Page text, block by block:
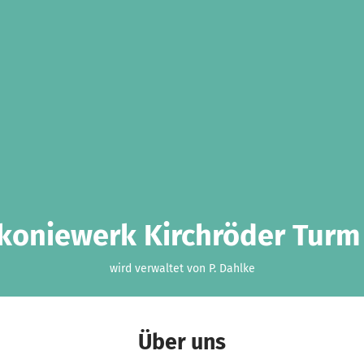
Kirchröder Turm
wird verwaltet von P. Dahlke
Über uns